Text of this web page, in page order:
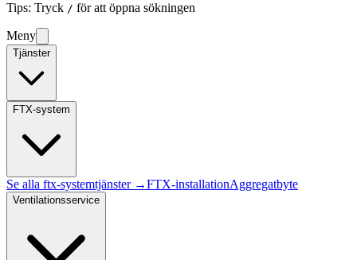
Tips: Tryck / för att öppna sökningen
Meny
Tjänster
FTX-system
Se alla ftx-systemtjänster →FTX-installationAggregatbyte
Ventilationsservice